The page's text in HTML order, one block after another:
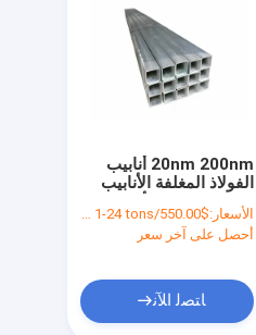
20nm 200nm أنابيب
الفولاذ المغلفة الأنابيب
الفولاذية لثني الأنابيب في
تقنية ERW
الأسعار:$550.00/tons 1-24 tons
أحصل على آخر سعر
ﺎﺘﺼﻟ ﺍﻶﻧ